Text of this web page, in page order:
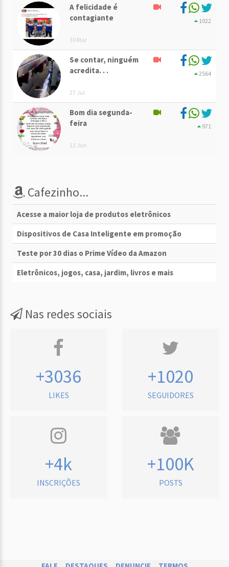
A felicidade é
contagiante
30 Mar
1022
Se contar, ninguém
acredita. . .
27 Jul
2564
Bom dia segunda-
feira
12 Jun
971
Cafezinho...
Acesse a maior loja de produtos eletrônicos
Dispositivos de Casa Inteligente em promoção
Teste por 30 dias o Prime Vídeo da Amazon
Eletrônicos, jogos, casa, jardim, livros e mais
Nas redes sociais
+3036
LIKES
+1020
SEGUIDORES
+4k
INSCRIÇÕES
+100K
POSTS